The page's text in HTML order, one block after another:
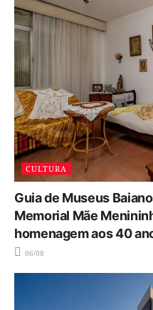
CULTURA
Guia de Museus
Memorial Mãe
homenagem aos 40
06/08